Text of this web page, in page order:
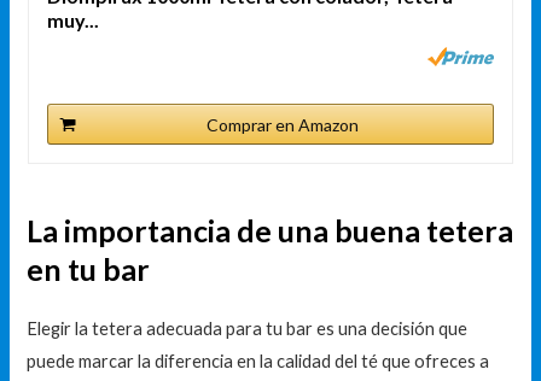
muy...
Comprar en Amazon
La importancia de una buena tetera
en tu bar
Elegir la tetera adecuada para tu bar es una decisión que
puede marcar la diferencia en la calidad del té que ofreces a